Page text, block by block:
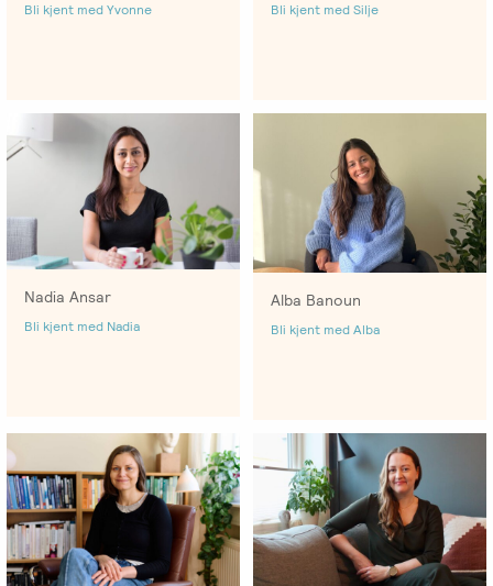
Bli kjent med Yvonne Bli kjent med Silje
Nadia Ansar
Bli kjent med Nadia
Alba Banoun
Bli kjent med Alba